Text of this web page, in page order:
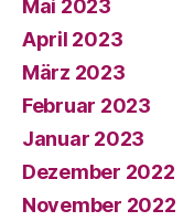
Mai 2023
April 2023
März 2023
Februar 2023
Januar 2023
Dezember 2022
November 2022